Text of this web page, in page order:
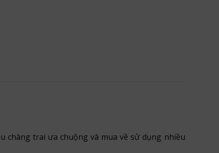
trai ưa chuộng và mua về sử dụng nhiều